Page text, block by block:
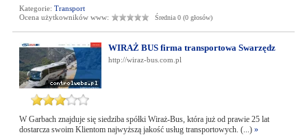
Kategorie: Transport
Ocena użytkowników www:
Średnia 0 (0 głosów)
WIRAŻ BUS firma transportowa Swarzędz
http://wiraz-bus.com.pl
W Garbach znajduje się siedziba spółki Wiraż-Bus, która już od prawie 25 lat
dostarcza swoim Klientom najwyższą jakość usług transportowych. (...) »